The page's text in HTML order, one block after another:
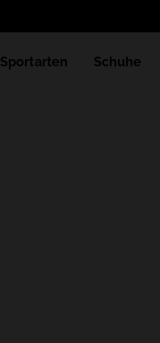
Sportarten Schuhe